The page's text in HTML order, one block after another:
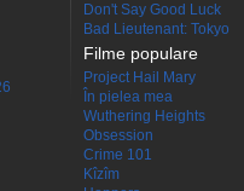
Don't Say Good Luck
Bad Lieutenant: Tokyo
Filme populare
Project Hail Mary
În pielea mea
Wuthering Heights
Obsession
Crime 101
Kîzîm